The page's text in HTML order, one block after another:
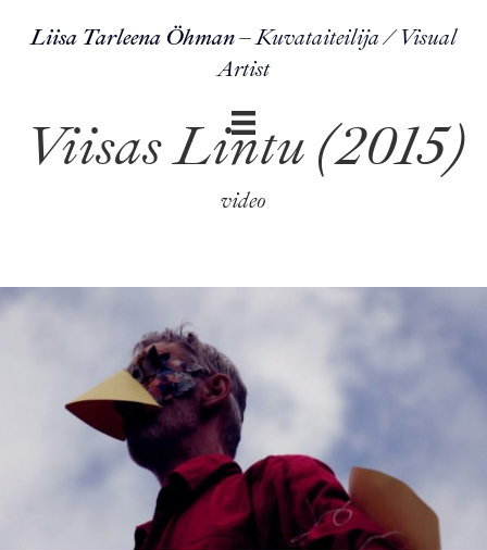
Liisa Tarleena Öhman– Kuvataiteilija / Visual
Artist
Viisas Lintu (2015)
video